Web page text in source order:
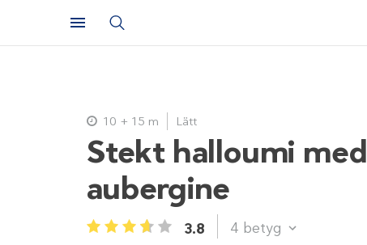
Stekt halloumi med
aubergine
1 2 3 4 5 3.8 4 betyg
10 + 15 m Lätt